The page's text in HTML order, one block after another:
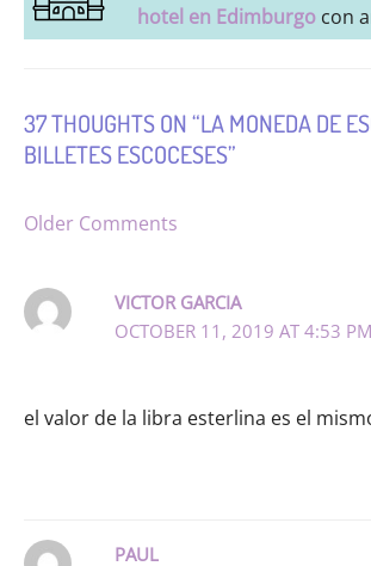
hotel en Edimburgo con
37 THOUGHTS ON “LA MONEDA DE
BILLETES ESCOCESES”
NEWER
Older Comments
VICTOR GARCIA
OCTOBER 11, 2019 AT 4:53 PM
el valor de la libra esterlina es el
PAUL